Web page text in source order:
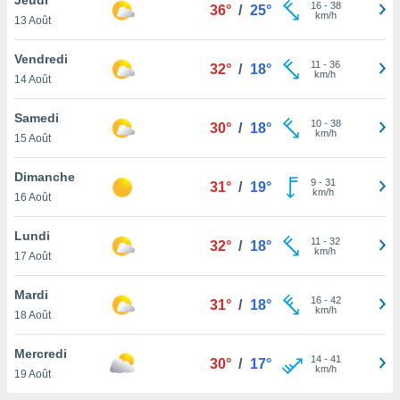
et
»,
au
vous
qu'ils
ou
le
ainsi
un
la
du
13 Août
36° / 25° 16- 38
km/h
Vendredi
14 Août
32° / 18° 11 - 36
km/h
Samedi
15 Août
30° / 18° 10- 38
km/h
Dimanche
16 Août
31° / 19° 9- 31
km/h
Lundi
17 Août
32° / 18° 11 - 32
km/h
Mardi
18 Août
31° / 18° 16- 42
km/h
Mercredi
19 Août
30° / 17° 14- 41
km/h